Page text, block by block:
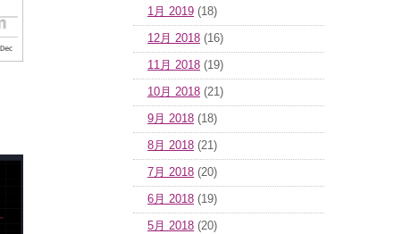
1月 2019 (18)
12月 2018 (16)
11月 2018 (19)
10月 2018 (21)
9月 2018 (18)
8月 2018 (21)
7月 2018 (20)
6月 2018 (19)
5月 2018 (20)